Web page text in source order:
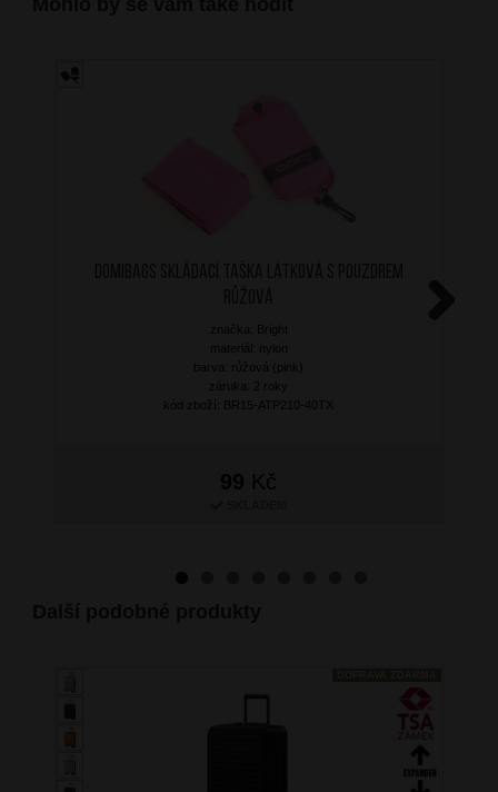
značka: Bright
materiál: nylon
barva: růžová (pink)
záruka: 2 roky
kód zboží: BR15-ATP210-40TX